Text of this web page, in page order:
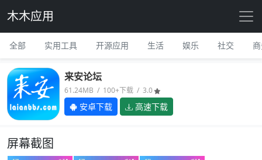
木木应用
全部 实用工具 开源应用 生活 娱乐 社交
来安论坛
61.24MB / 100+下载 / 3.0
安卓下载 高速下载
屏幕截图